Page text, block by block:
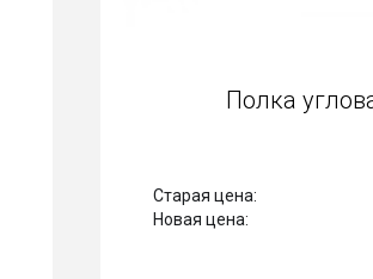
Полка угловая
1 308 Р
1090 Р